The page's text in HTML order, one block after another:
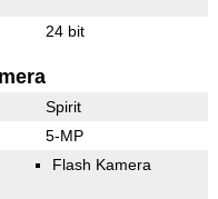
24 bit
Spirit
5-MP
Flash Kamera